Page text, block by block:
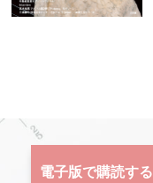
電子版で購読する